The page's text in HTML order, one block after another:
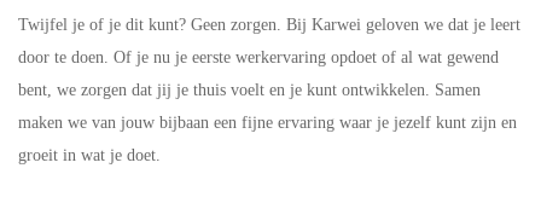
Twijfel je of je dit kunt? Geen zorgen. Bij Karwei geloven we dat je leert
door te doen. Of je nu je eerste werkervaring opdoet of al wat gewend
bent, we zorgen dat jij je thuis voelt en je kunt ontwikkelen. Samen
maken we van jouw bijbaan een fijne ervaring waar je jezelf kunt zijn en
groeit in wat je doet.